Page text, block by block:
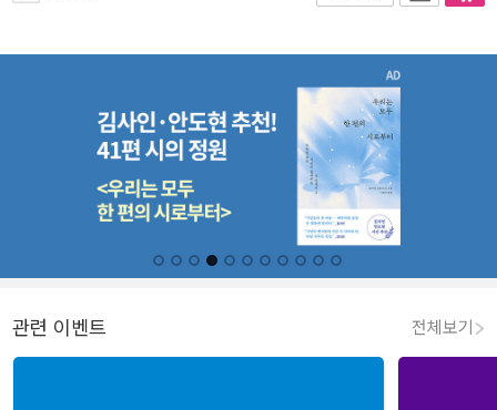
관련 이벤트 전체보기